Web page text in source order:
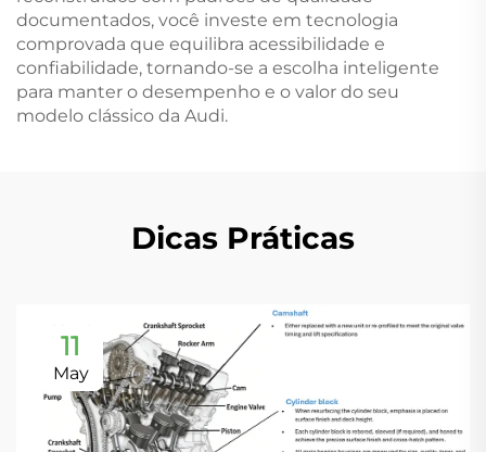
documentados, você investe em tecnologia
comprovada que equilibra acessibilidade e
confiabilidade, tornando-se a escolha inteligente
para manter o desempenho e o valor do seu
modelo clássico da Audi.
Dicas Práticas
11
May